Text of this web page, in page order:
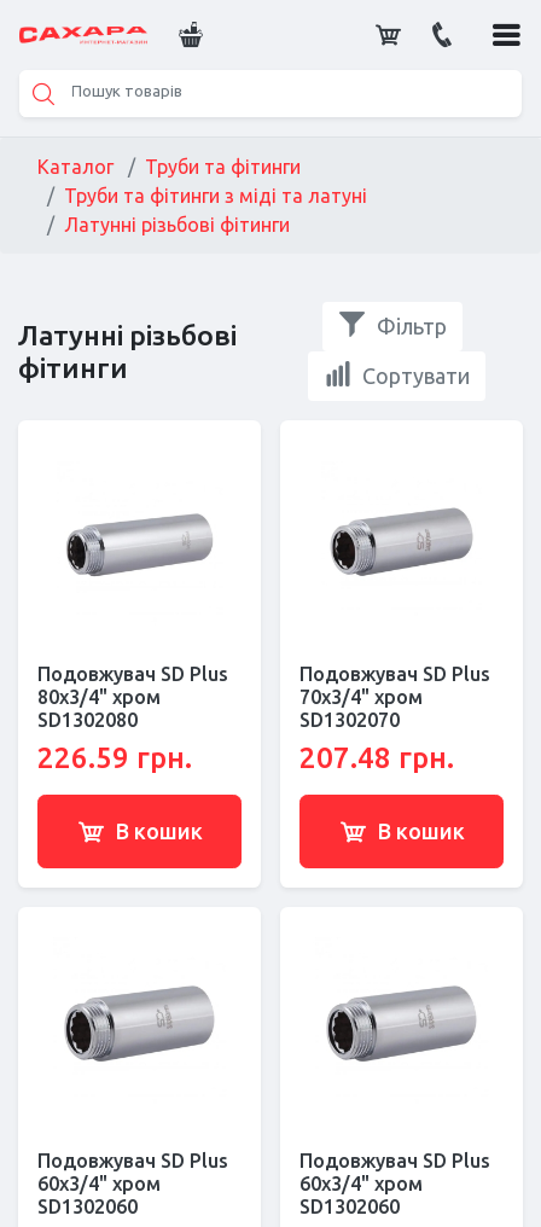
Каталог
Труби та фітинги
Труби та фітинги з міді та латуні
Латунні різьбові фітинги
Латунні різьбові
фітинги
Фільтр
Сортувати
Подовжувач SD Plus
80х3/4" хром
SD1302080
226.59 грн.
В кошик
Подовжувач SD Plus
70х3/4" хром
SD1302070
207.48 грн.
В кошик
Подовжувач SD Plus
60х3/4" хром
SD1302060
Подовжувач SD Plus
60х3/4" хром
SD1302060